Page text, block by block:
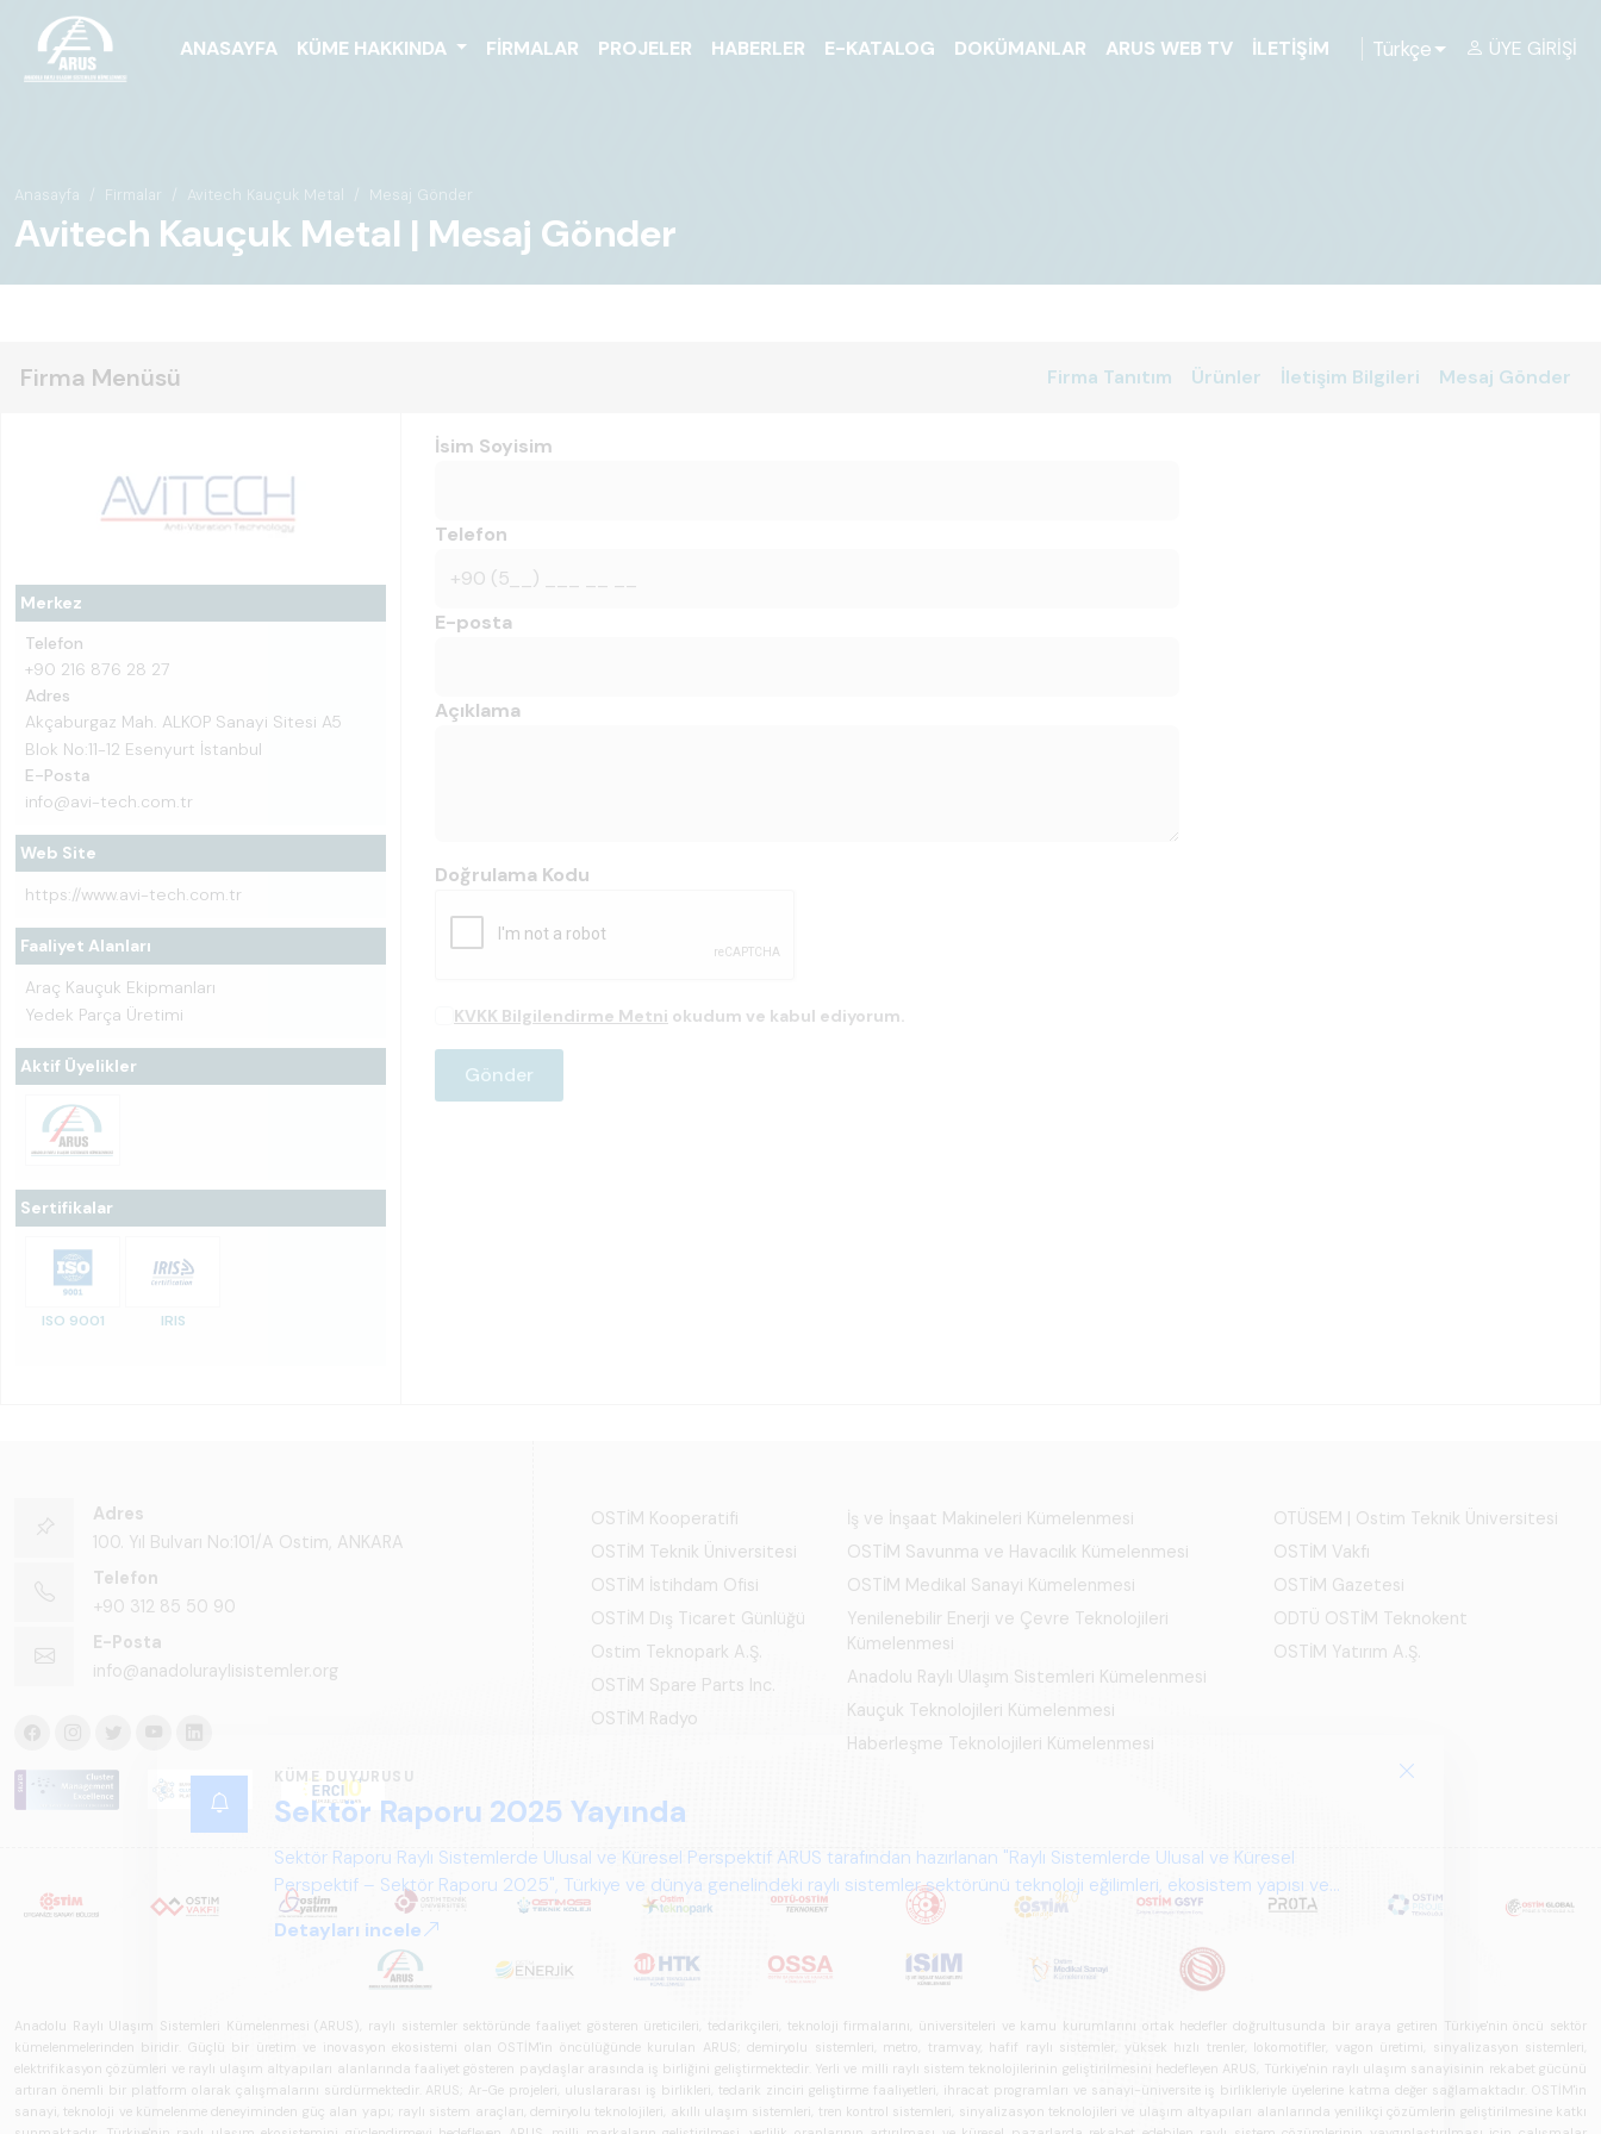
ANASAYFA KÜME HAKKINDA FIRMALAR PROJELER HABERLER E-KATALOG DOKÜMANLAR ARUS WEB TV İLETIŞIM Türkçe ÜYE GIRIŞI
Anasayfa Firmalar Avitech Kauçuk Metal Mesaj Gönder
Avitech Kauçuk Metal | Mesaj Gönder
Firma Menüsü Firma Tanıtım Ürünler İletişim Bilgileri Mesaj Gönder
Merkez
Telefon
+90 216 876 28 27
Adres
Akçaburgaz Mah. ALKOP Sanayi Sitesi A5
Blok No:11-12 Esenyurt İstanbul
E-Posta
info@avi-tech.com.tr
Web Site
https://www.avi-tech.com.tr
Faaliyet Alanları
Araç Kauçuk Ekipmanları
Yedek Parça Üretimi
Aktif Üyelikler
Sertifikalar
ISO 9001 IRIS
İsim Soyisim
Telefon
E-posta
Açıklama
Doğrulama Kodu
KVKK Bilgilendirme Metni okudum ve kabul ediyorum.
Adres
100. Yıl Bulvarı No:101/A Ostim, ANKARA
Telefon
+90 312 85 50 90
E-Posta
info@anadoluraylisistemler.org
OSTİM Kooperatifi
OSTİM Teknik Üniversitesi
OSTİM İstihdam Ofisi
OSTİM Dış Ticaret Günlüğü
Ostim Teknopark A.Ş.
OSTİM Spare Parts Inc.
OSTİM Radyo
İş ve İnşaat Makineleri Kümelenmesi
OSTİM Savunma ve Havacılık Kümelenmesi
OSTİM Medikal Sanayi Kümelenmesi
Yenilenebilir Enerji ve Çevre Teknolojileri
Kümelenmesi
Anadolu Raylı Ulaşım Sistemleri Kümelenmesi
Kauçuk Teknolojileri Kümelenmesi
Haberleşme Teknolojileri Kümelenmesi
OTÜSEM | Ostim Teknik Üniversitesi
OSTİM Vakfı
OSTİM Gazetesi
ODTÜ OSTİM Teknokent
OSTİM Yatırım A.Ş.
Anadolu Raylı Ulaşım Sistemleri Kümelenmesi (ARUS), raylı sistemler sektöründe faaliyet gösteren üreticileri, tedarikçileri, teknoloji firmalarını, üniversiteleri ve kamu kurumlarını ortak hedefler doğrultusunda bir araya getiren Türkiye'nin öncü sektör
kümelenmelerinden biridir. Güçlü bir üretim ve inovasyon ekosistemi olan OSTİM'in öncülüğünde kurulan ARUS; demiryolu sistemleri, metro, tramvay, hafif raylı sistemler, yüksek hızlı trenler, lokomotifler, vagon üretimi, sinyalizasyon sistemleri,
elektrifikasyon çözümleri ve raylı ulaşım altyapıları alanlarında faaliyet gösteren paydaşlar arasında iş birliğini geliştirmektedir. Yerli ve milli raylı sistem teknolojilerinin geliştirilmesini hedefleyen ARUS, Türkiye'nin raylı ulaşım sanayisinin rekabet gücünü
artıran önemli bir platform olarak çalışmalarını sürdürmektedir. ARUS; Ar-Ge projeleri, uluslararası iş birlikleri, tedarik zinciri geliştirme faaliyetleri, ihracat programları ve sanayi-üniversite iş birlikleriyle üyelerine katma değer sağlamaktadır. OSTİM'in
sanayi, teknoloji ve kümelenme deneyiminden güç alan yapı; raylı sistem araçları, demiryolu teknolojileri, akıllı ulaşım sistemleri, tren kontrol sistemleri, sinyalizasyon teknolojileri ve ulaşım altyapıları alanlarında yenilikçi çözümlerin geliştirilmesine katkı